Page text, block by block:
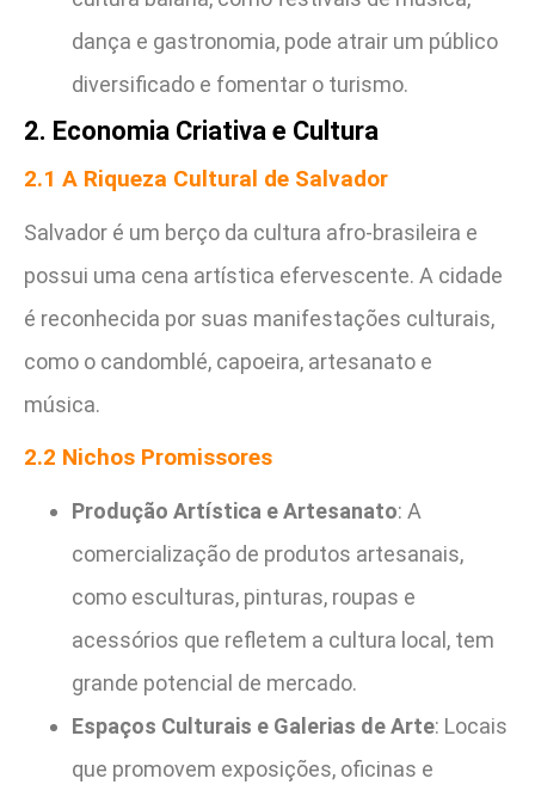
dança e gastronomia, pode atrair um público
diversificado e fomentar o turismo.
2. Economia Criativa e Cultura
2.1 A Riqueza Cultural de Salvador
Salvador é um berço da cultura afro-brasileira e
possui uma cena artística efervescente. A cidade
é reconhecida por suas manifestações culturais,
como o candomblé, capoeira, artesanato e
música.
2.2 Nichos Promissores
Produção Artística e Artesanato: A
comercialização de produtos artesanais,
como esculturas, pinturas, roupas e
acessórios que refletem a cultura local, tem
grande potencial de mercado.
Espaços Culturais e Galerias de Arte: Locais
que promovem exposições, oficinas e